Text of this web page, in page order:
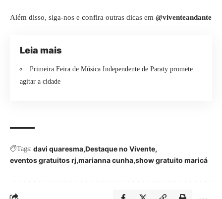
Além disso, siga-nos e confira outras dicas em @viventeandante
Leia mais
Primeira Feira de Música Independente de Paraty promete
agitar a cidade
Tags: davi quaresma Destaque no Vivente
eventos gratuitos rj marianna cunha show gratuito maricá